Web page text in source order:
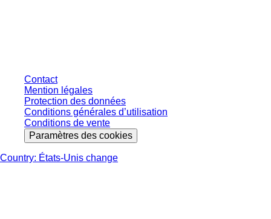
Contact
Mention légales
Protection des données
Conditions générales d’utilisation
Conditions de vente
Paramètres des cookies
Country: États-Unis change